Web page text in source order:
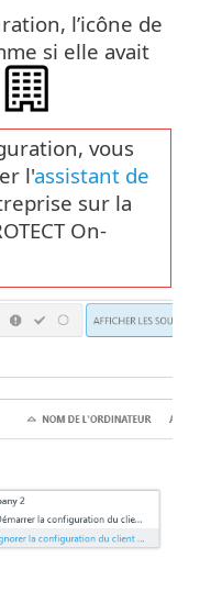
l’icône de
si elle avait
vous
l'assistant de
sur la
On-